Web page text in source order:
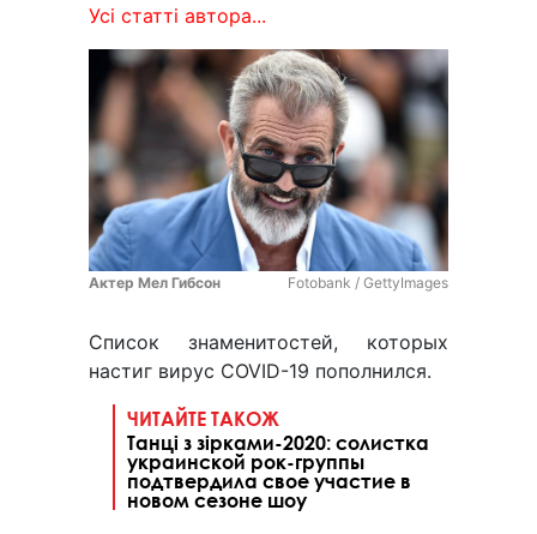
Усі статті автора...
Актер Мел Гибсон Fotobank / GettyImages
Список знаменитостей, которых
настиг вирус COVID-19 пополнился.
ЧИТАЙТЕ ТАКОЖ
Танці з зірками-2020: солистка
украинской рок-группы
подтвердила свое участие в
новом сезоне шоу